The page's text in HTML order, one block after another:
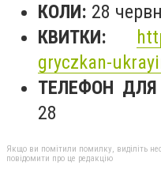
КОЛИ: 28
КВИТКИ:
gryczkan-
ТЕЛЕФОН
28
Якщо ви помітили помилку, виділіть
повідомити про це редакцію